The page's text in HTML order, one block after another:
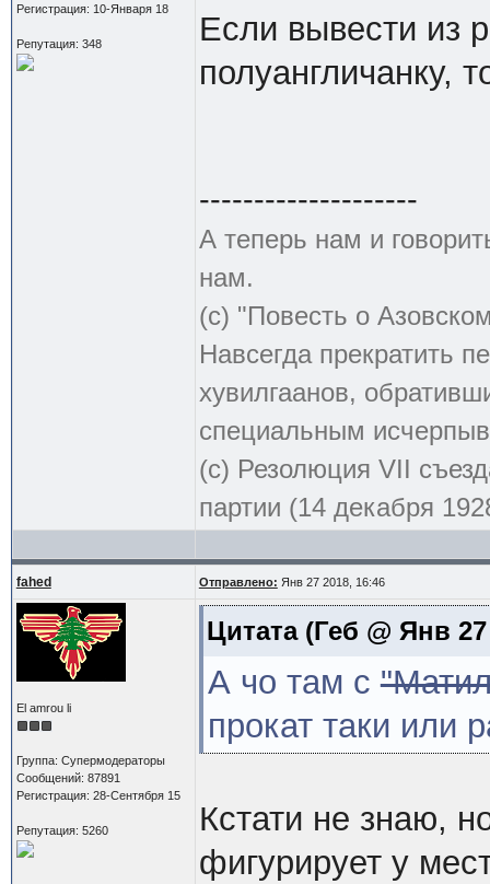
Регистрация: 10-Января 18
Репутация: 348
Если вывести из
полуангличанку,
--------------------
А теперь нам и
нам.
(с) "Повесть о
Навсегда прекратить
хувилгаанов,
специальным
(с) Резолюция VII
партии (14 декабря
fahed Отправлено: Янв 27 2018, 16:46
El amrou li
Группа: Супермодераторы
Сообщений: 87891
Регистрация: 28-Сентября 15
Репутация: 5260
Цитата(Геб @ Янв 27
А чо там с
прокат таки или
Кстати не знаю,
фигурирует у